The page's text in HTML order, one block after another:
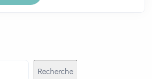
Recherche